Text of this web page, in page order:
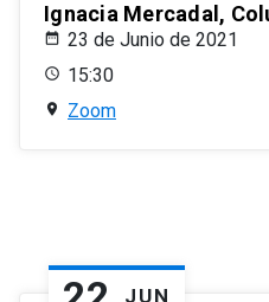
Ignacia Mercadal,
23 de Junio de 2021
15:30
Zoom
JUN